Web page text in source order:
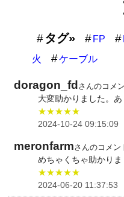
タグ» FP
火
ケーブル
doragon_fd さんのコメ
大変助かりました。あ
★★★★★
2024-10-24 09:15:09
meronfarmさんのコメン
めちゃくちゃ助かり
★★★★★
2024-06-20 11:37:53